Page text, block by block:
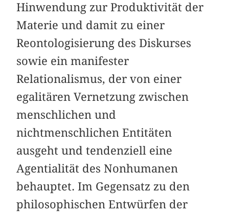
Hinwendung zur Produktivität der
Materie und damit zu einer
Reontologisierung des Diskurses
sowie ein manifester
Relationalismus, der von einer
egalitären Vernetzung zwischen
menschlichen und
nichtmenschlichen Entitäten
ausgeht und tendenziell eine
Agentialität des Nonhumanen
behauptet. Im Gegensatz zu den
philosophischen Entwürfen der